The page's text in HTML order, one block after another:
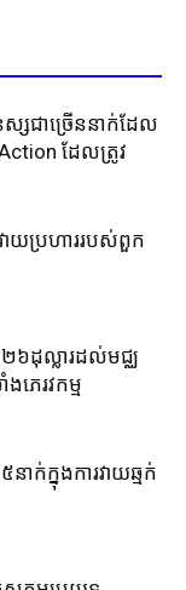
សជាច្រើននាក់ដែល
ដែលត្រូវ
ាយប្រហាររបស់ពួក
២៦ដុល្លារដល់មជ្ឈ
េរវកម្ម
ាក់ក្នុងការវាយឆ្មក់